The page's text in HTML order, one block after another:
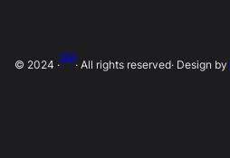
© 2024 ·
SLip
· All rights reserved· Design by